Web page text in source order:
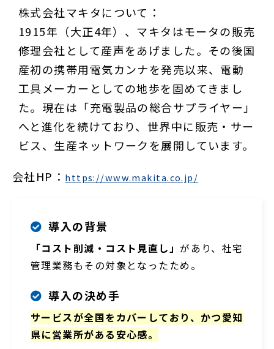
株式会社マキタについて：
1915年（大正4年）、マキタはモータの販売
修理会社として産声をあげました。その後国
産初の携帯用電気カンナを発売以来、電動
工具メーカーとしての地歩を固めてきまし
た。現在は「充電製品の総合サプライヤー」
へと進化を続けており、世界中に販売・サー
ビス、生産ネットワークを展開しています。
会社HP： https://www.makita.co.jp/
導入の背景
「コスト削減・コスト見直し」があり、社宅
管理業務もその対象となったため。
導入の決め手
サービスが全国をカバーしており、かつ愛知
県に営業所がある安心感。